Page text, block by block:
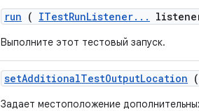
run ( ITestRunListener. . .
Выполните этот тестовый запуск.
setAdditionalTestOutputLocation
Задает местоположение